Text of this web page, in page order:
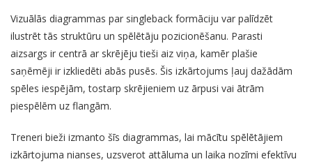
Vizuālās diagrammas par singleback formāciju var palīdzēt
ilustrēt tās struktūru un spēlētāju pozicionēšanu. Parasti
aizsargs ir centrā ar skrējēju tieši aiz viņa, kamēr plašie
saņēmēji ir izkliedēti abās pusēs. Šis izkārtojums ļauj dažādām
spēles iespējām, tostarp skrējieniem uz ārpusi vai ātrām
piespēlēm uz flangām.
Treneri bieži izmanto šīs diagrammas, lai mācītu spēlētājiem
izkārtojuma nianses, uzsverot attāluma un laika nozīmi efektīvu